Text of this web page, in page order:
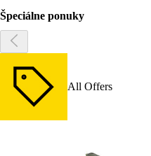
Špeciálne ponuky
All Offers